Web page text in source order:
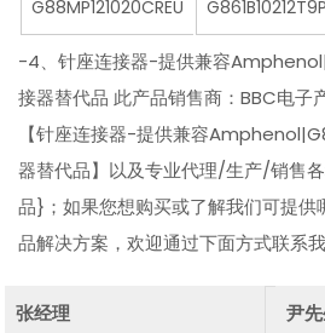
G88MP121020CREU
-4、针座连接器-提供兼容
接器替代品 此产品销售商：BBC电
【针座连接器-提供兼容
器替代品】以及专业代理/生产/销售
品}；如果您想购买或了解我们可提
品解决方案，欢迎通过下面方式联系我
张经理
尹